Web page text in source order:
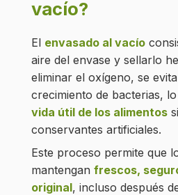
vacío?
El envasado al vacío
aire del envase y sellarlo
eliminar el oxígeno, se
crecimiento de bacterias,
vida útil de los alimentos
conservantes artificiales.
Este proceso permite que
mantengan frescos,
original, incluso después